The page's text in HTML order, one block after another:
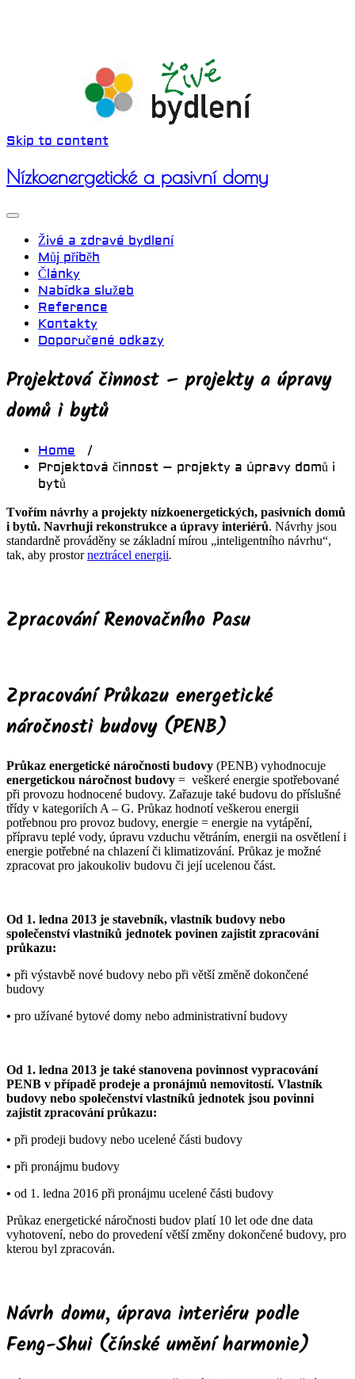
Skip to content
Nízkoenergetické a pasivní domy
Živé a zdravé bydlení
Můj příběh
Články
Nabídka služeb
Reference
Kontakty
Doporučené odkazy
Projektová činnost – projekty a úpravy
domů i bytů
Home /
Projektová činnost – projekty a úpravy domů i
bytů
Tvořím návrhy a projekty nízkoenergetických, pasivních domů
i bytů. Navrhuji rekonstrukce a úpravy interiérů. Návrhy jsou
standardně prováděny se základní mírou „inteligentního návrhu“,
tak, aby prostorneztrácel energii.
Zpracování Renovačního Pasu
Zpracování Průkazu energetické
náročnosti budovy (PENB)
Průkaz energetické náročnosti budovy (PENB) vyhodnocuje
energetickou náročnost budovy = veškeré energie spotřebované
při provozu hodnocené budovy. Zařazuje také budovu do příslušné
třídy v kategoriích A – G. Průkaz hodnotí veškerou energii
potřebnou pro provoz budovy, energie = energie na vytápění,
přípravu teplé vody, úpravu vzduchu větráním, energii na osvětlení i
energie potřebné na chlazení či klimatizování. Průkaz je možné
zpracovat pro jakoukoliv budovu či její ucelenou část.
Od 1. ledna 2013 je stavebník, vlastník budovy nebo
společenství vlastníků jednotek povinen zajistit zpracování
průkazu:
• při výstavbě nové budovy nebo při větší změně dokončené
budovy
• pro užívané bytové domy nebo administrativní budovy
Od 1. ledna 2013 je také stanovena povinnost vypracování
PENB v případě prodeje a pronájmů nemovitostí. Vlastník
budovy nebo společenství vlastníků jednotek jsou povinni
zajistit zpracování průkazu:
• při prodeji budovy nebo ucelené části budovy
• při pronájmu budovy
• od 1. ledna 2016 při pronájmu ucelené části budovy
Průkaz energetické náročnosti budov platí 10 let ode dne data
vyhotovení, nebo do provedení větší změny dokončené budovy, pro
kterou byl zpracován.
Návrh domu, úprava interiéru podle
Feng-Shui (čínské umění harmonie)